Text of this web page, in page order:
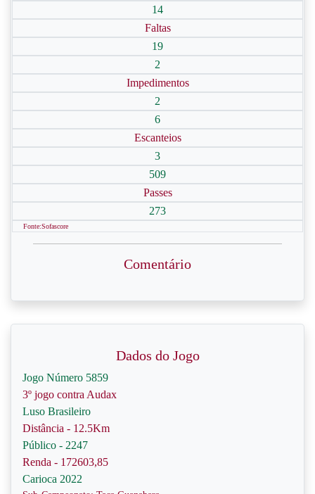
14
Faltas
19
2
Impedimentos
2
6
Escanteios
3
509
Passes
273
Fonte:Sofascore
Comentário
Dados do Jogo
Jogo Número 5859
3º jogo contra Audax
Luso Brasileiro
Distância - 12.5Km
Público - 2247
Renda - 172603,85
Carioca 2022